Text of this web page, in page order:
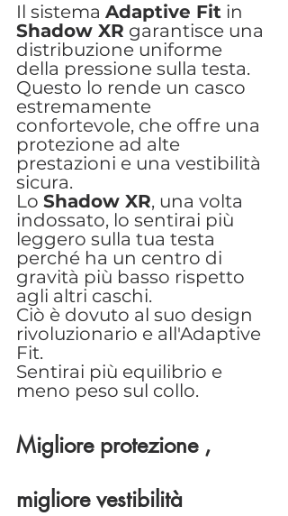
Il sistema Adaptive Fit in
Shadow XR garantisce una
distribuzione uniforme
della pressione sulla testa.
Questo lo rende un casco
estremamente
confortevole, che offre una
protezione ad alte
prestazioni e una vestibilità
sicura.
Lo Shadow XR, una volta
indossato, lo sentirai più
leggero sulla tua testa
perché ha un centro di
gravità più basso rispetto
agli altri caschi.
Ciò è dovuto al suo design
rivoluzionario e all'Adaptive
Fit.
Sentirai più equilibrio e
meno peso sul collo.
Migliore protezione ,
migliore vestibilità